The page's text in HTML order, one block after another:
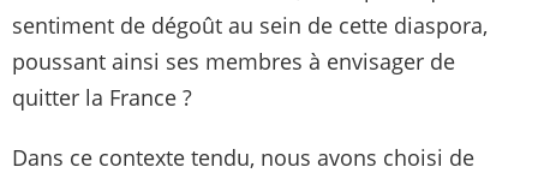
sentiment de dégoût au sein de cette diaspora,
poussant ainsi ses membres à envisager de
quitter la France ?
Dans ce contexte tendu, nous avons choisi de